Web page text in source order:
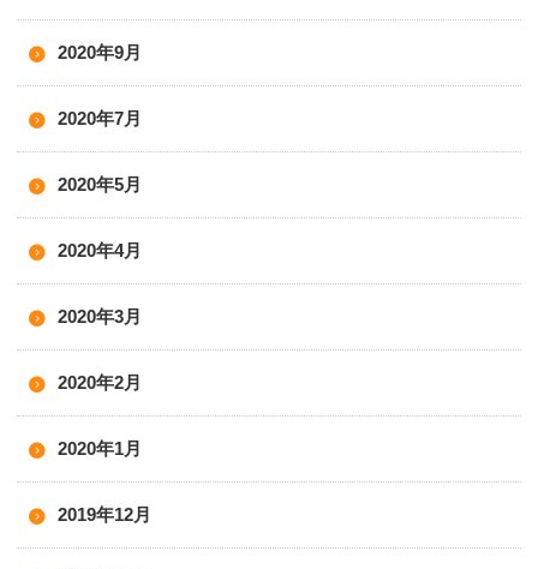
2020年9月
2020年7月
2020年5月
2020年4月
2020年3月
2020年2月
2020年1月
2019年12月